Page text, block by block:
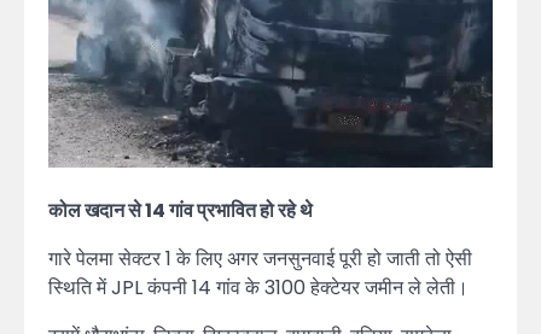
कोल खदान से 14 गांव प्रभावित हो रहे थे
गारे पेलमा सेक्टर 1 के लिए अगर जनसुनवाई पूरी हो जाती तो ऐसी
स्थिति में JPL कंपनी 14 गांव के 3100 हेक्टेयर जमीन ले लेती।